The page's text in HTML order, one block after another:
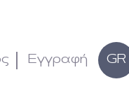
Εγγραφή GR